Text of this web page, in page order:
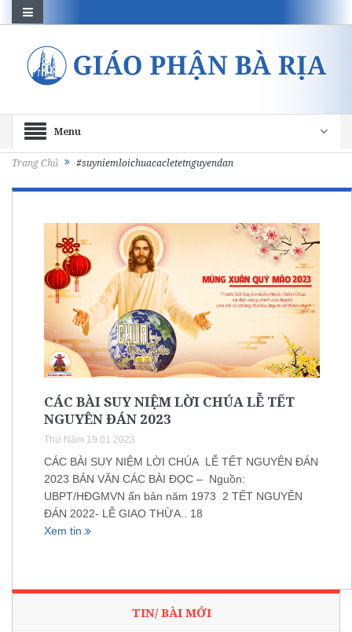
Menu
Trang Chủ #suyniemloichuacacletetnguyendan
CÁC BÀI SUY NIỆM LỜI CHÚA LỄ TẾT
NGUYÊN ĐÁN 2023
Thứ Năm 19.01.2023
CÁC BÀI SUY NIỆM LỜI CHÚA LỄ TẾT NGUYÊN ĐÁN
2023 BẢN VĂN CÁC BÀI ĐỌC – Nguồn:
UBPT/HĐGMVN ấn bản năm 1973 2 TẾT NGUYÊN
ĐÁN 2022- LỄ GIAO THỪA.. 18
Xem tin
TIN/ BÀI MỚI